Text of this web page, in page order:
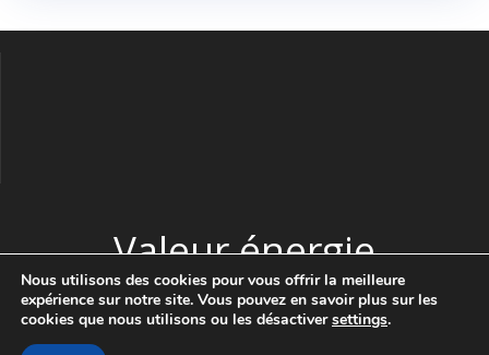
Valeur énergie
© 2026 Valeur énergie. Construit avec WordPress et le thème
Highlight Theme
Nous utilisons des cookies pour vous offrir la meilleure
expérience sur notre site. Vous pouvez en savoir plus sur les
cookies que nous utilisons ou les désactiversettings.